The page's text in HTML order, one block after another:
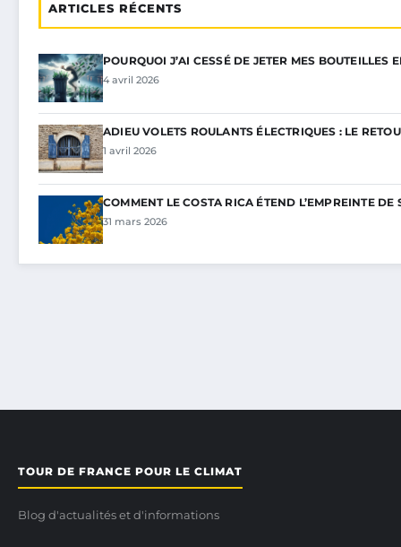
ARTICLES RÉCENTS
POURQUOI J’AI CESSÉ DE JETER MES BOUTEILLES
4 avril 2026
ADIEU VOLETS ROULANTS ÉLECTRIQUES : LE
1 avril 2026
COMMENT LE COSTA RICA ÉTEND L’EMPREINTE DE
31 mars 2026
TOUR DE FRANCE POUR LE CLIMAT
Blog d'actualités et d'informations